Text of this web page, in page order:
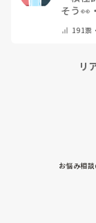
そう👀 ・
191票・
リ
お悩み相